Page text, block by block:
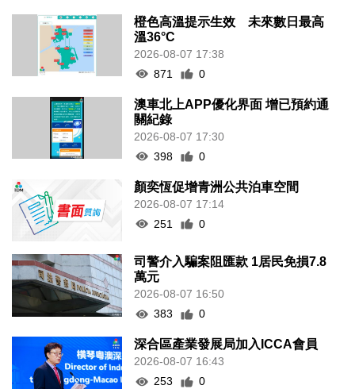
橙色高溫提示生效 未來數日最高
溫36°C
2026-08-07 17:38
871
0
澳車北上APP優化界面 增已預約通
關紀錄
2026-08-07 17:30
398
0
顏奕恆促增青洲公共泊車空間
2026-08-07 17:14
251
0
司警介入騙案阻匯款 1居民免損7.8
萬元
2026-08-07 16:50
383
0
深合區產業發展局加入ICCA會員
2026-08-07 16:43
253
0